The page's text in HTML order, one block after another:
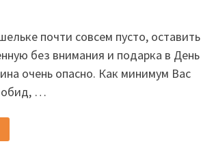
почти совсем пусто, оставить
без внимания и подарка в День
очень опасно. Как минимум Вас
обид, …